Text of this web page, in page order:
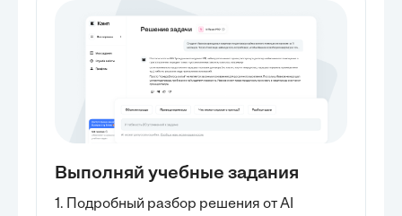
Выполняй учебные задания
1. Подробный разбор решения от AI